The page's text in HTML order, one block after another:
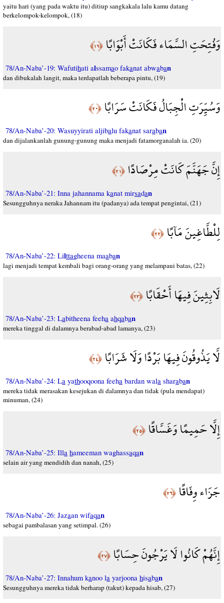
yaitu hari (yang pada waktu itu) ditiup sangkakala lalu kamu datang
berkelompok-kelompok, (18)
وَفُتِحَتِ السَّمَاء فَكَانَتْ أَبْوَابًا﴿١٩﴾
78/An-Naba’-19: Wafutihati alssamao fakanat abwaban
dan dibukalah langit, maka terdapatlah beberapa pintu, (19)
وَسُيِّرَتِ الْجِبَالُ فَكَانَتْ سَرَابًا﴿٢٠﴾
78/An-Naba’-20: Wasuyyirati aljibalu fakanat saraban
dan dijalankanlah gunung-gunung maka menjadi fatamorganalah ia. (20)
إِنَّ جَهَنَّمَ كَانَتْ مِرْصَادًا﴿٢١﴾
78/An-Naba’-21: Inna jahannama kanat mirsadan
Sesungguhnya neraka Jahannam itu (padanya) ada tempat pengintai, (21)
لِلْطَّاغِينَ مَآبًا﴿٢٢﴾
78/An-Naba’-22: Lilttagheena maaban
lagi menjadi tempat kembali bagi orang-orang yang melampaui batas, (22)
لَابِثِينَ فِيهَا أَحْقَابًا﴿٢٣﴾
78/An-Naba’-23: Labitheena feeha ahqaban
mereka tinggal di dalamnya berabad-abad lamanya, (23)
لَّا يَذُوقُونَ فِيهَا بَرْدًا وَلَا شَرَابًا﴿٢٤﴾
78/An-Naba’-24: La yathooqoona feeha bardan wala sharaban
mereka tidak merasakan kesejukan di dalamnya dan tidak (pula mendapat)
minuman, (24)
إِلَّا حَمِيمًا وَغَسَّاقًا﴿٢٥﴾
78/An-Naba’-25: Illa hameeman waghassaqan
selain air yang mendidih dan nanah, (25)
جَزَاء وِفَاقًا﴿٢٦﴾
78/An-Naba’-26: Jazaan wifaqan
sebagai pambalasan yang setimpal. (26)
إِنَّهُمْ كَانُوا لَا يَرْجُونَ حِسَابًا﴿٢٧﴾
78/An-Naba’-27: Innahum kanoo la yarjoona hisaban
Sesungguhnya mereka tidak berharap (takut) kepada hisab, (27)